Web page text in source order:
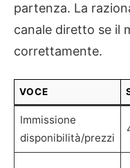
partenza. La
canale diretto se il
correttamente.
VOCE
Immissione
disponibilità/prezzi